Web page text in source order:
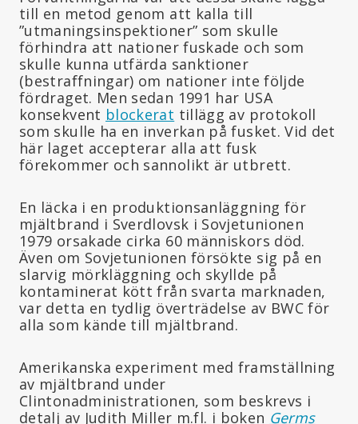
till en metod genom att kalla till
”utmaningsinspektioner” som skulle
förhindra att nationer fuskade och som
skulle kunna utfärda sanktioner
(bestraffningar) om nationer inte följde
fördraget. Men sedan 1991 har USA
konsekvent blockerat tillägg av protokoll
som skulle ha en inverkan på fusket. Vid det
här laget accepterar alla att fusk
förekommer och sannolikt är utbrett.
En läcka i en produktionsanläggning för
mjältbrand i Sverdlovsk i Sovjetunionen
1979 orsakade cirka 60 människors död.
Även om Sovjetunionen försökte sig på en
slarvig mörkläggning och skyllde på
kontaminerat kött från svarta marknaden,
var detta en tydlig överträdelse av BWC för
alla som kände till mjältbrand.
Amerikanska experiment med framställning
av mjältbrand under
Clintonadministrationen, som beskrevs i
detalj av Judith Miller m.fl. i boken Germs